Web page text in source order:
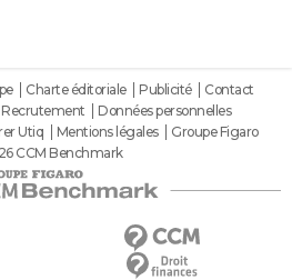
Charte éditoriale Publicité
Contact
Recrutement
Données personnelles
Utiq Mentions légales
Groupe Figaro
CCM Benchmark